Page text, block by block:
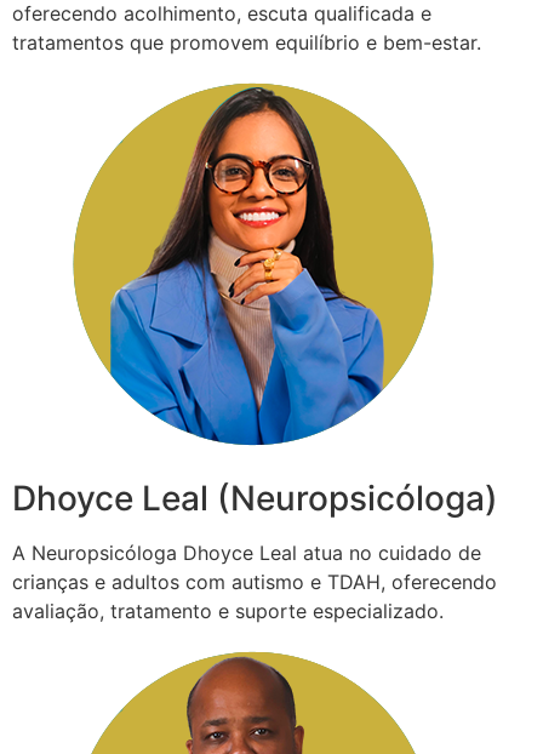
oferecendo acolhimento, escuta qualificada e
tratamentos que promovem equilíbrio e bem-estar.
Dhoyce Leal (Neuropsicóloga)
A Neuropsicóloga Dhoyce Leal atua no cuidado de
crianças e adultos com autismo e TDAH, oferecendo
avaliação, tratamento e suporte especializado.